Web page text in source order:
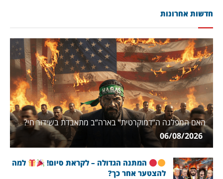
חדשות אחרונות
האם המפלגה ה”דמוקרטית” בארה”ב מתאבדת בשידור חי?
06/08/2026
המתנה הגדולה – לקראת סיום!
למה
להצטער אחר כך?